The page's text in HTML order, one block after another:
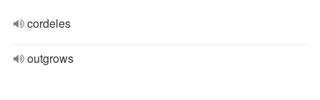
cordeles
outgrows